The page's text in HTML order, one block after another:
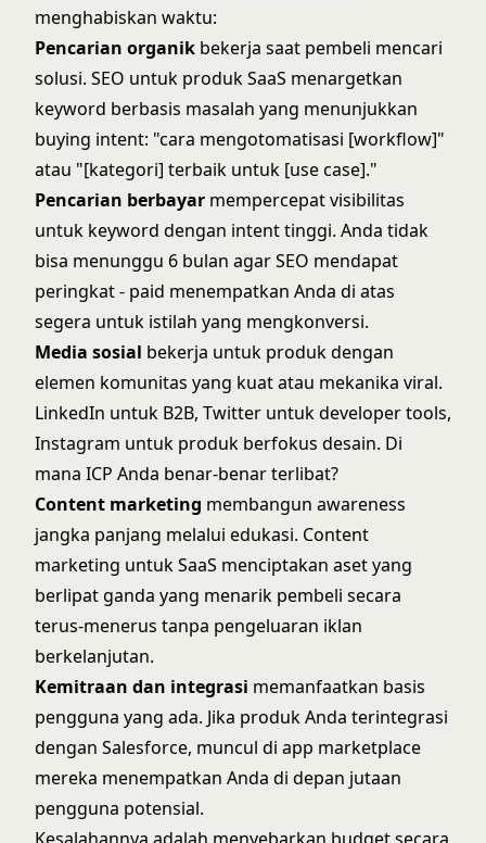
menghabiskan waktu:
Pencarian organik bekerja saat pembeli mencari
solusi. SEO untuk produk SaaS menargetkan
keyword berbasis masalah yang menunjukkan
buying intent: "cara mengotomatisasi [workflow]"
atau "[kategori] terbaik untuk [use case]."
Pencarian berbayar mempercepat visibilitas
untuk keyword dengan intent tinggi. Anda tidak
bisa menunggu 6 bulan agar SEO mendapat
peringkat - paid menempatkan Anda di atas
segera untuk istilah yang mengkonversi.
Media sosial bekerja untuk produk dengan
elemen komunitas yang kuat atau mekanika viral.
LinkedIn untuk B2B, Twitter untuk developer tools,
Instagram untuk produk berfokus desain. Di
mana ICP Anda benar-benar terlibat?
Content marketing membangun awareness
jangka panjang melalui edukasi. Content
marketing untuk SaaS menciptakan aset yang
berlipat ganda yang menarik pembeli secara
terus-menerus tanpa pengeluaran iklan
berkelanjutan.
Kemitraan dan integrasi memanfaatkan basis
pengguna yang ada. Jika produk Anda terintegrasi
dengan Salesforce, muncul di app marketplace
mereka menempatkan Anda di depan jutaan
pengguna potensial.